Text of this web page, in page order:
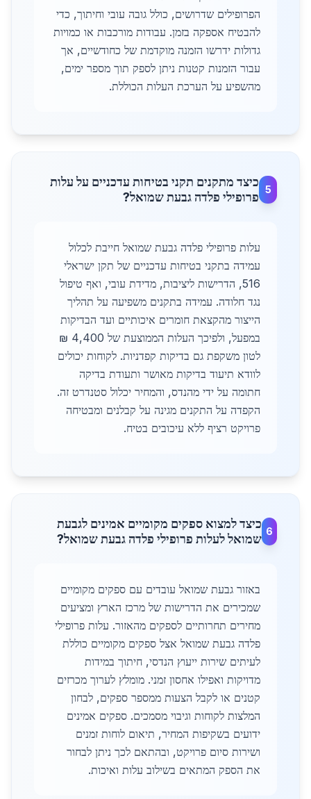
הפרופילים שדרושים, כולל גובה עובי וחיתוך, כדי
להבטיח אספקה בזמן. עבודות מורכבות או כמויות
גדולות ידרשו הזמנה מוקדמת של כחודשיים, אך
עבור הזמנות קטנות ניתן לספק תוך מספר ימים,
מהשפיע על הערכת העלות הכוללת.
5
כיצד מתקנים תקני בטיחות עדכניים על עלות
פרופילי פלדה גבעת שמואל?
עלות פרופילי פלדה גבעת שמואל חייבת לכלול
עמידה בתקני בטיחות עדכניים של תקן ישראלי
516, הדרישות ליציבות, מדידת עובי, ואף טיפול
נגד חלודה. עמידה בתקנים משפיעה על תהליך
הייצור מהקצאת חומרים איכותיים ועד הבדיקות
במפעל, ולפיכך העלות הממוצעת של 4,400 ₪
לטון משקפת גם בדיקות קפדניות. לקוחות יכולים
לוודא תיעוד בדיקות מאושר ותעודת בדיקה
חתומה על ידי מהנדס, והמחיר יכלול סטנדרט זה.
הקפדה על התקנים מגינה על קבלנים ומבטיחה
פרויקט רציף ללא עיכובים בטיח.
6
כיצד למצוא ספקים מקומיים אמינים לגבעת
שמואל לעלות פרופילי פלדה גבעת שמואל?
באזור גבעת שמואל עובדים עם ספקים מקומיים
שמכירים את הדרישות של מרכז הארץ ומציעים
מחירים תחרותיים לספקים מהאזור. עלות פרופילי
פלדה גבעת שמואל אצל ספקים מקומיים כוללת
לעיתים שירות ייעוץ הנדסי, חיתוך במידות
מדויקות ואפילו אחסון זמני. מומלץ לערוך מכרזים
קטנים או לקבל הצעות ממספר ספקים, לבחון
המלצות לקוחות וגיבוי מסמכים. ספקים אמינים
ידועים בשקיפות המחיר, תיאום לוחות זמנים
ושירות סיום פרויקט, ובהתאם לכך ניתן לבחור
את הספק המתאים בשילוב עלות ואיכות.